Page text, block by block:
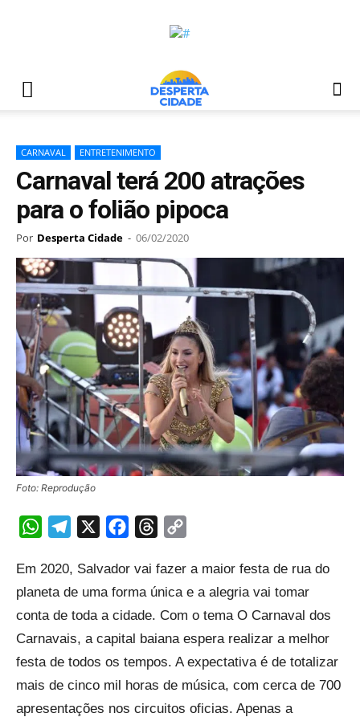
CARNAVAL ENTRETENIMENTO
Carnaval terá 200 atrações
para o folião pipoca
Por Desperta Cidade - 06/02/2020
Foto: Reprodução
WhatsAppTelegram FacebookThreads
Em 2020, Salvador vai fazer a maior festa de rua do
planeta de uma forma única e a alegria vai tomar
conta de toda a cidade. Com o tema O Carnaval dos
Carnavais, a capital baiana espera realizar a melhor
festa de todos os tempos. A expectativa é de totalizar
mais de cinco mil horas de música, com cerca de 700
apresentações nos circuitos oficias. Apenas a